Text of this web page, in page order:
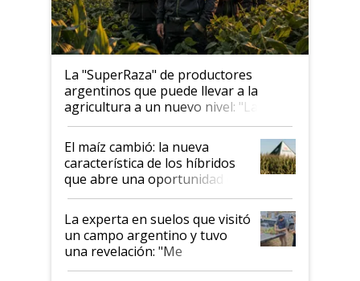
La "SuperRaza" de productores
argentinos que puede llevar a la
agricultura a un nuevo nivel: "Las
posibilidades de crecimiento son
infinitas"
El maíz cambió: la nueva
característica de los híbridos
que abre una oportunidad en
el lote
La experta en suelos que visitó
un campo argentino y tuvo
una revelación: "Me
impresionó mucho"